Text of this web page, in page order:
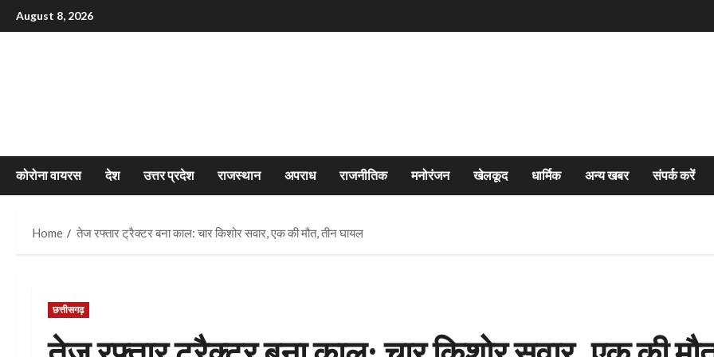
Skip
to
August 8, 2026
कोरोना वायरस देश उत्तर प्रदेश राजस्थान अपराध राजनीतिक मनोरंजन खेलकूद धार्मिक अन्य खबर संपर्क करें
Home तेज रफ्तार ट्रैक्टर बना काल: चार किशोर सवार, एक की मौत, तीन घायल
छत्तीसगढ़